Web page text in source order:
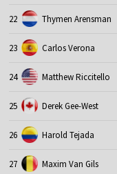
22 Thymen Arensman
23 Carlos Verona
24 Matthew Riccitello
25 Derek Gee-West
26 Harold Tejada
27 Maxim Van Gils